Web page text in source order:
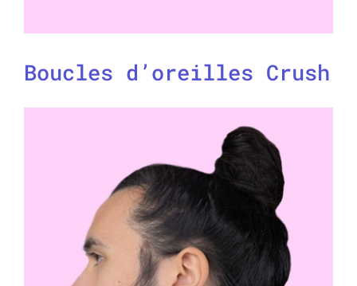
Boucles d’oreilles Crush